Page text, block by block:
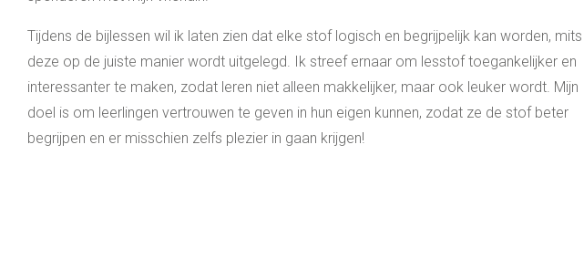
Tijdens de bijlessen wil ik laten zien dat elke stof logisch en begrijpelijk kan worden, mits
deze op de juiste manier wordt uitgelegd. Ik streef ernaar om lesstof toegankelijker en
interessanter te maken, zodat leren niet alleen makkelijker, maar ook leuker wordt. Mijn
doel is om leerlingen vertrouwen te geven in hun eigen kunnen, zodat ze de stof beter
begrijpen en er misschien zelfs plezier in gaan krijgen!